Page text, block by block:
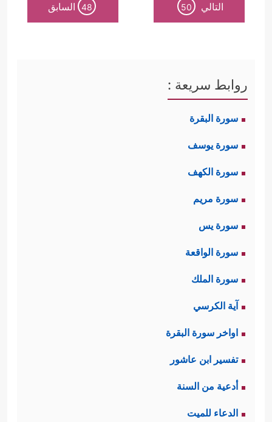
التالي 50
48 السابق
روابط سريعة :
سورة البقرة
سورة يوسف
سورة الكهف
سورة مريم
سورة يس
سورة الواقعة
سورة الملك
آية الكرسي
اواخر سورة البقرة
تفسير ابن عاشور
أدعية من السنة
الدعاء للميت